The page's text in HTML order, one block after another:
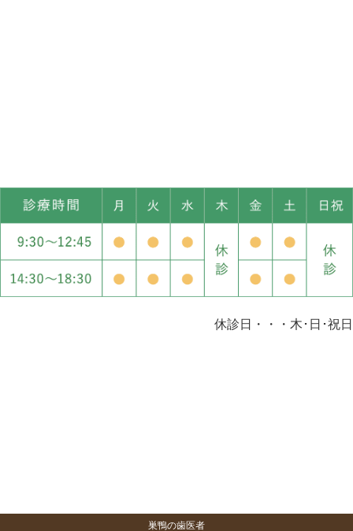
休診日・・・木･日･祝日
巣鴨の歯医者